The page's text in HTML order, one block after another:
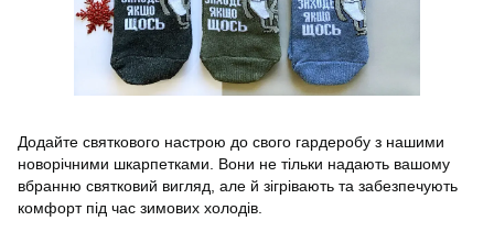
Додайте святкового настрою до свого гардеробу з нашими
новорічними шкарпетками. Вони не тільки надають вашому
вбранню святковий вигляд, але й зігрівають та забезпечують
комфорт під час зимових холодів.